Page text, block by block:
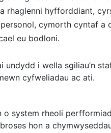
rhaglenni hyfforddiant,
cymorth cyntaf a
eu bodloni.
i wella sgiliau’n
cyfweliadau ac ati.
o system rheoli
hon a